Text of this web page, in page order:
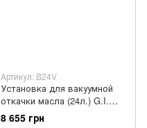
Артикул: B24V
Установка для вакуумной
откачки масла (24л.) G.I.
KRAFT B24V
8 655 грн